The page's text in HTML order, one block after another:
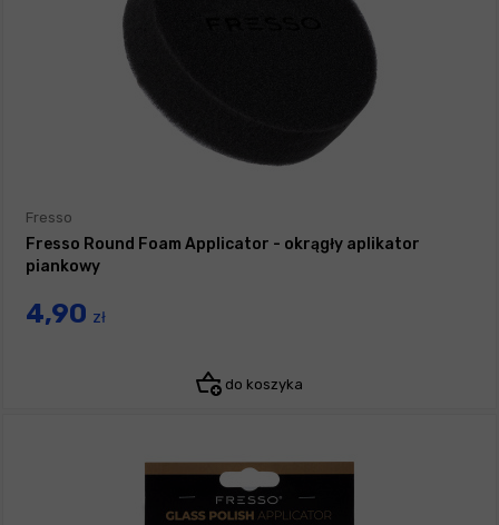
Fresso
Fresso Round Foam Applicator - okrągły aplikator
piankowy
4,90 zł
do koszyka